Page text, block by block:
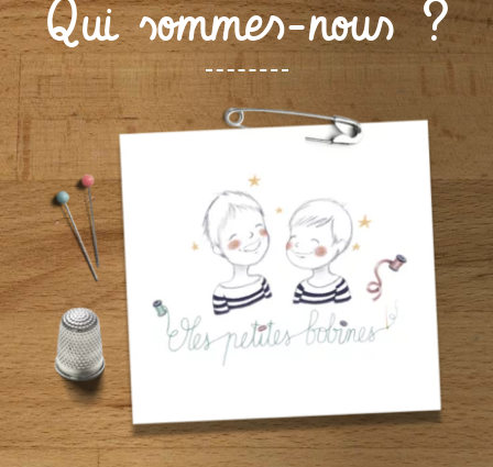
Qui sommes-nous ?